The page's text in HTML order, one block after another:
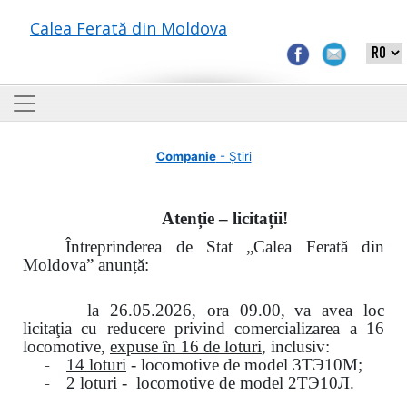
Calea Ferată din Moldova
Companie- Știri
Atenție – licitații!
Întreprinderea de Stat „Calea Ferată din
Moldova” anunță:
la 26.05.2026, ora 09.00, va avea loc
licitaţia cu reducere privind comercializarea a 16
locomotive, expuse în 16 de loturi, inclusiv:
- 14 loturi - locomotive de model 3ТЭ10М;
- 2 loturi - locomotive de model 2ТЭ10Л.